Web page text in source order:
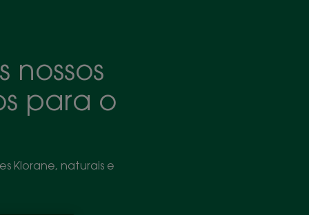
nossos
para o
Klorane, naturais e